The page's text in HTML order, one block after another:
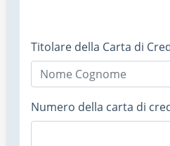
Titolare della Carta di
Numero della carta di